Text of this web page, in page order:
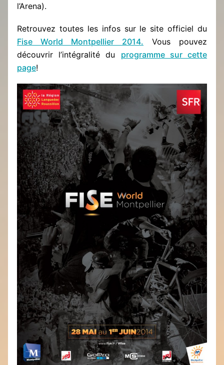
l’Arena).
Retrouvez toutes les infos sur le site officiel du
Fise World Montpellier 2014. Vous pouvez
découvrir l’intégralité du programme sur cette
page!